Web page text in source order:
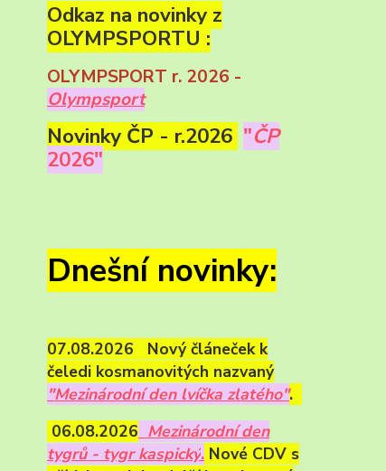
Odkaz na novinky z
OLYMPSPORTU :
OLYMPSPORT r. 2026 -
Olympsport
Novinky ČP - r.2026 "ČP
2026"
Dnešní novinky:
07.08.2026 Nový článeček k
čeledi kosmanovitých nazvaný
"Mezinárodní den lvíčka zlatého".
06.08.2026 Mezinárodní den
tygrů - tygr kaspický. Nové CDV s